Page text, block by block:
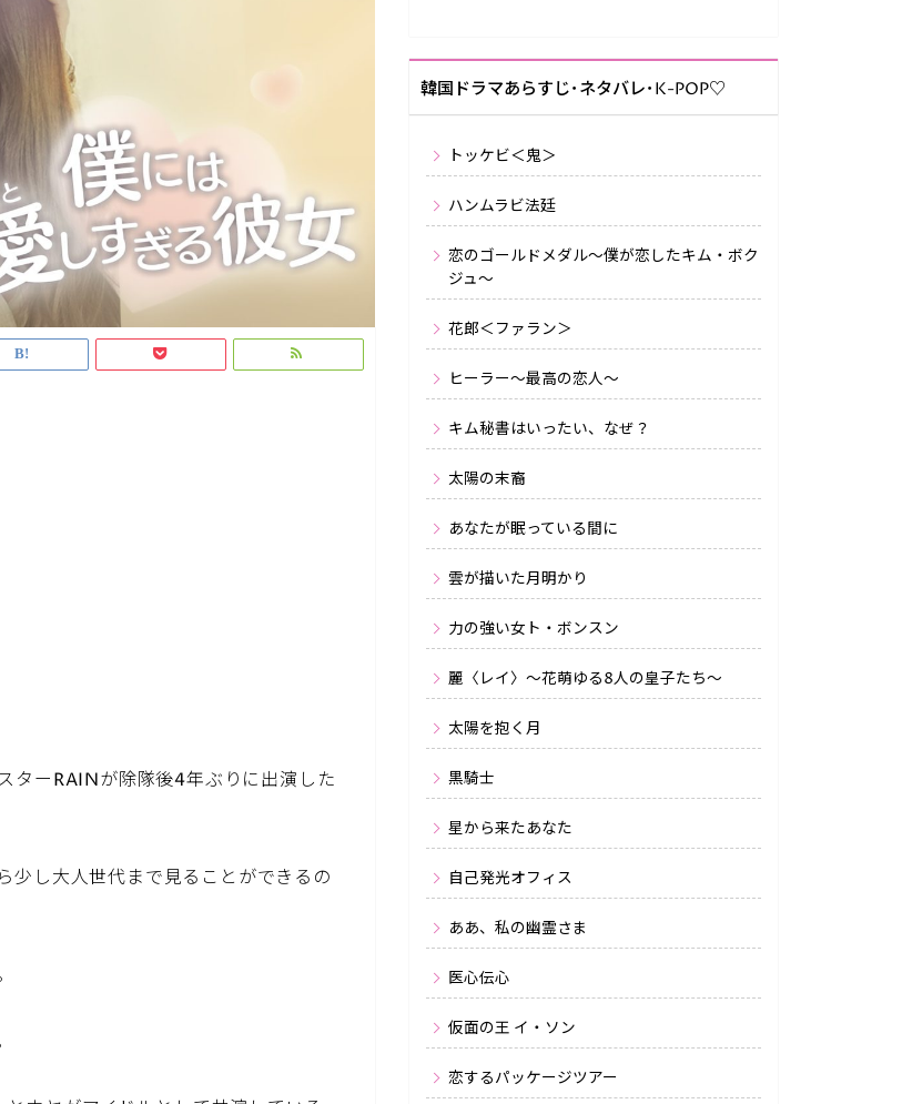
ターRAINが除隊後4年ぶりに出演した
少し大人世代まで見ることができるの
韓国ドラマあらすじ･ネタバレ･K-POP♡
トッケビ＜鬼＞
ハンムラビ法廷
恋のゴールドメダル～僕が恋したキム・ボク
ジュ～
花郎＜ファラン＞
ヒーラー〜最高の恋人〜
キム秘書はいったい、なぜ？
太陽の末裔
あなたが眠っている間に
雲が描いた月明かり
力の強い女ト・ボンスン
麗〈レイ〉〜花萌ゆる8人の皇子たち〜
太陽を抱く月
黒騎士
星から来たあなた
自己発光オフィス
ああ、私の幽霊さま
医心伝心
仮面の王 イ・ソン
恋するパッケージツアー